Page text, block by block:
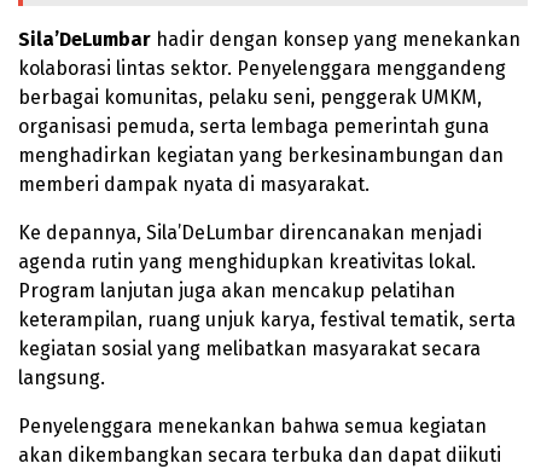
Sila’DeLumbar hadir dengan konsep yang menekankan
kolaborasi lintas sektor. Penyelenggara menggandeng
berbagai komunitas, pelaku seni, penggerak UMKM,
organisasi pemuda, serta lembaga pemerintah guna
menghadirkan kegiatan yang berkesinambungan dan
memberi dampak nyata di masyarakat.
Ke depannya, Sila’DeLumbar direncanakan menjadi
agenda rutin yang menghidupkan kreativitas lokal.
Program lanjutan juga akan mencakup pelatihan
keterampilan, ruang unjuk karya, festival tematik, serta
kegiatan sosial yang melibatkan masyarakat secara
langsung.
Penyelenggara menekankan bahwa semua kegiatan
akan dikembangkan secara terbuka dan dapat diikuti